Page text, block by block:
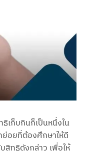
เก็บกินก็เป็นหนึ่งใน
ย่อยที่ต้องศึกษาให้ดี
สิทธิดังกล่าว เพื่อให้